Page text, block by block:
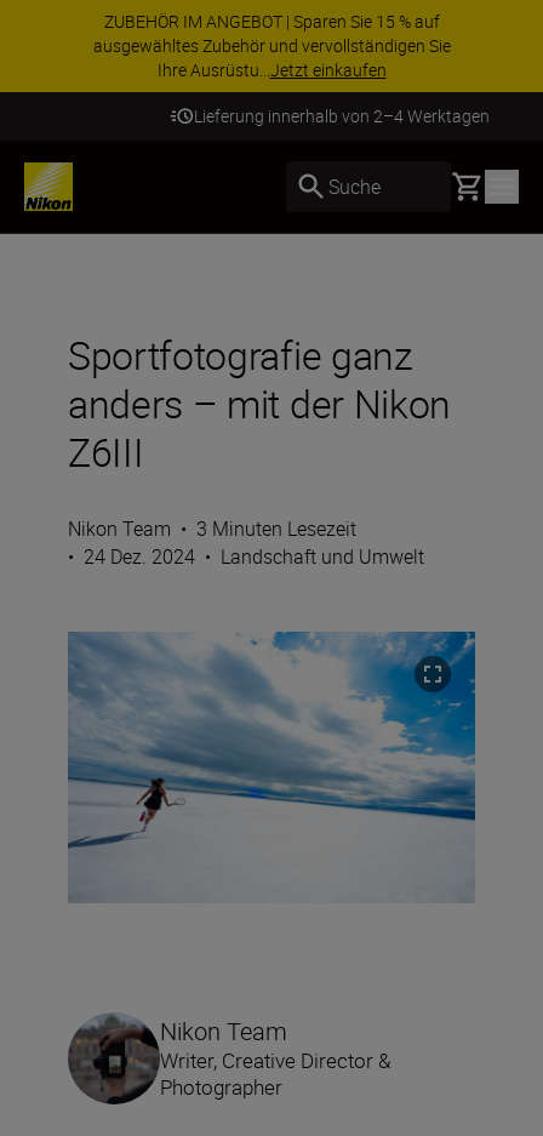
ZUBEHÖR IM ANGEBOT | Sparen Sie 15 % auf
ausgewähltes Zubehör und vervollständigen Sie
Ihre Ausrüstu...Jetzt einkaufen
Lieferung innerhalb von 2–4 Werktagen
Suche Basket
Sportfotografie ganz
anders – mit der Nikon
Z6III
Nikon Team • 3 Minuten Lesezeit
• 24 Dez. 2024 • Landschaft und Umwelt
Nikon Team
Writer, Creative Director &
Photographer